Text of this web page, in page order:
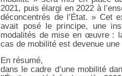
2021, puis élargi en 2022 à
déconcentrés de l’État. » Cet
avait posé le principe, une
modalités de mise en œuvre :
cas de mobilité est devenue
En résumé,
dans le cadre d’une mobilité